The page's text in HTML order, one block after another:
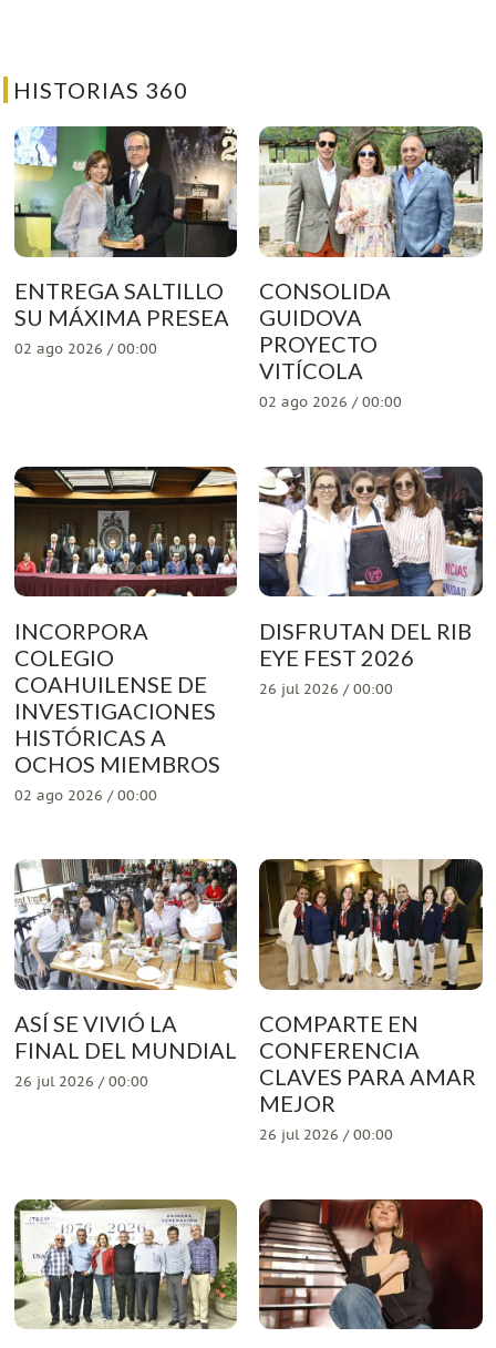
HISTORIAS 360
ENTREGA SALTILLO
SU MÁXIMA PRESEA
02 ago 2026 / 00:00
CONSOLIDA
GUIDOVA
PROYECTO
VITÍCOLA
02 ago 2026 / 00:00
INCORPORA
COLEGIO
COAHUILENSE DE
INVESTIGACIONES
HISTÓRICAS A
OCHOS MIEMBROS
02 ago 2026 / 00:00
DISFRUTAN DEL RIB
EYE FEST 2026
26 jul 2026 / 00:00
ASÍ SE VIVIÓ LA
FINAL DEL MUNDIAL
26 jul 2026 / 00:00
COMPARTE EN
CONFERENCIA
CLAVES PARA AMAR
MEJOR
26 jul 2026 / 00:00